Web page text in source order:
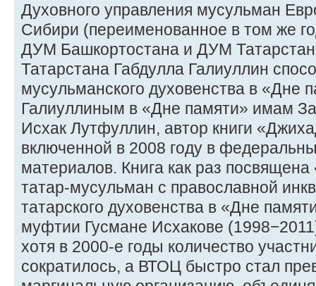
Духовного управления мусульман
Сибири (переименованное в том же
ДУМ Башкортостана и ДУМ
Татарстана Габдулла Галиуллин
мусульманского духовенства в «Дне
Галиуллиным в «Дне памяти» имам
Исхак Лутфуллин, автор книги
включенной в 2008 году в
материалов. Книга как раз посвящена
татар-мусульман с православной
татарского духовенства в «Дне
муфтии Гусмане Исхакове
хотя в 2000-е годы количество
сократилось, а ВТОЦ быстро стал